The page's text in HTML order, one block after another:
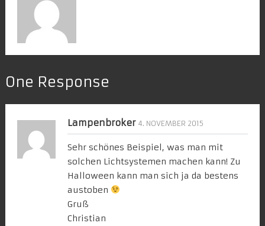
One Response
Lampenbroker 4. NOVEMBER 2015
Sehr schönes Beispiel, was man mit
solchen Lichtsystemen machen kann! Zu
Halloween kann man sich ja da bestens
austoben
Gruß
Christian